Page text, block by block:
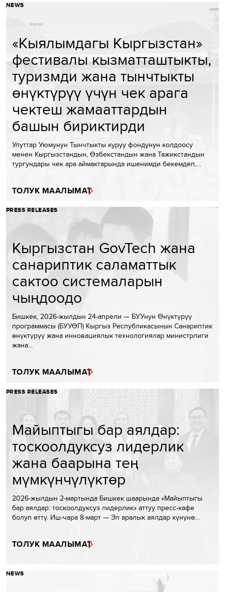
NEWS
«Кыялымдагы Кыргызстан»
фестивалы кызматташтыкты,
туризмди жана тынчтыкты
өнүктүрүү үчүн чек арага
чектеш жамааттардын
башын бириктирди
Улуттар Уюмунун Тынчтыкты куруу фондунун колдоосу
менен Кыргызстандын, Өзбекстандын жана Тажикстандын
тургундары чек ара аймактарында ишенимди бекемдеп,…
ТОЛУК МААЛЫМАТ
PRESS RELEASES
Кыргызстан GovTech жана
санариптик саламаттык
сактоо системаларын
чыңдоодо
Бишкек, 2026-жылдын 24-апрели — БУУнун Өнүктүрүү
программасы (БУУӨП) Кыргыз Республикасынын Санариптик
өнүктүрүү жана инновациялык технологиялар министрлиги
жана…
ТОЛУК МААЛЫМАТ
PRESS RELEASES
Майыптыгы бар аялдар:
тоскоолдуксуз лидерлик
жана баарына тең
мүмкүнчүлүктөр
2026-жылдын 2-мартында Бишкек шаарында «Майыптыгы
бар аялдар: тоскоолдуксуз лидерлик» аттуу пресс-кафе
болуп өттү. Иш-чара 8-март — Эл аралык аялдар күнүнө…
ТОЛУК МААЛЫМАТ
NEWS